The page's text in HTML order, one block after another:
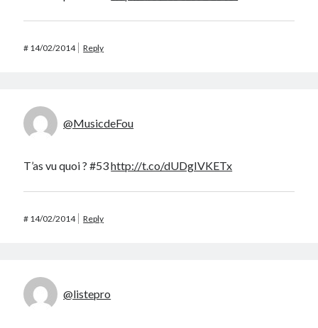
# 14/02/2014 Reply
@MusicdeFou
T’as vu quoi ? #53http://t.co/dUDgIVKETx
# 14/02/2014 Reply
@listepro